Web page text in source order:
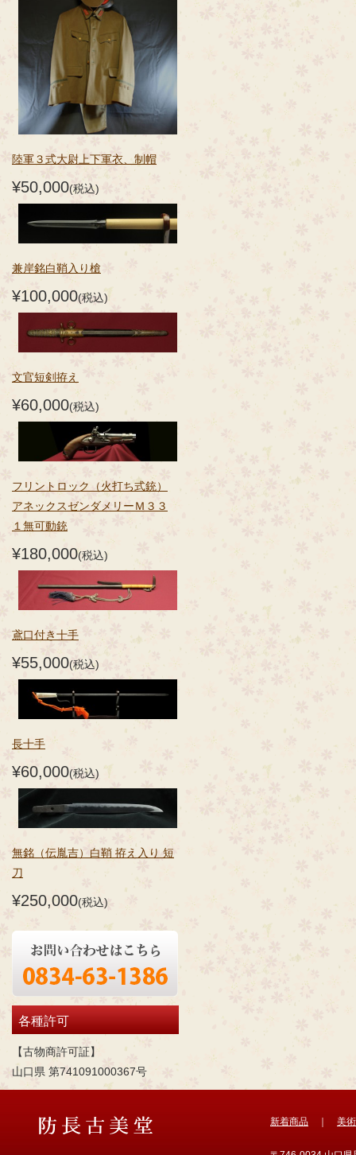
陸軍３式大尉上下軍衣、制帽
¥50,000(税込)
兼岸銘白鞘入り槍
¥100,000(税込)
文官短剣拵え
¥60,000(税込)
フリントロック（火打ち式銃）
アネックスゼンダメリーＭ３３
１無可動銃
¥180,000(税込)
鳶口付き十手
¥55,000(税込)
長十手
¥60,000(税込)
無銘（伝胤吉）白鞘 拵え入り 短
刀
¥250,000(税込)
各種許可
【古物商許可証】
山口県 第741091000367号
新着商品 美